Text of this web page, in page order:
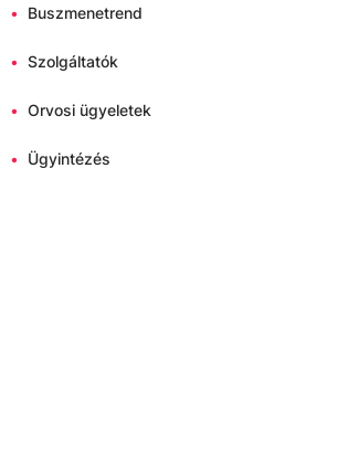
• Buszmenetrend
• Szolgáltatók
• Orvosi ügyeletek
• Ügyintézés